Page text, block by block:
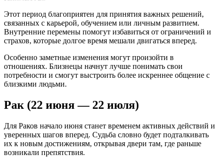
Этот период благоприятен для принятия важных решений,
связанных с карьерой, обучением или личным развитием.
Внутренние перемены помогут избавиться от ограничений и
страхов, которые долгое время мешали двигаться вперед.
Особенно заметные изменения могут произойти в
отношениях. Близнецы начнут лучше понимать свои
потребности и смогут выстроить более искреннее общение с
близкими людьми.
Рак (22 июня — 22 июля)
Для Раков начало июня станет временем активных действий и
уверенных шагов вперед. Судьба словно будет подталкивать
их к новым достижениям, открывая двери там, где раньше
возникали препятствия.